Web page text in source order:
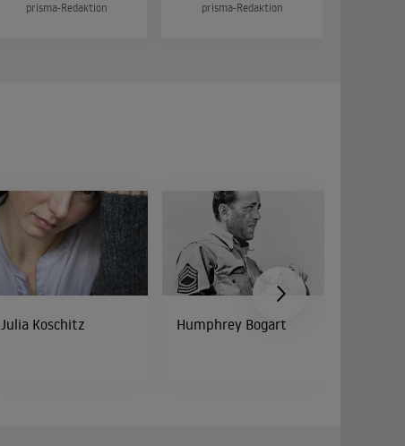
prisma-Redaktion prisma-Redaktion
Julia Koschitz Humphrey Bogart